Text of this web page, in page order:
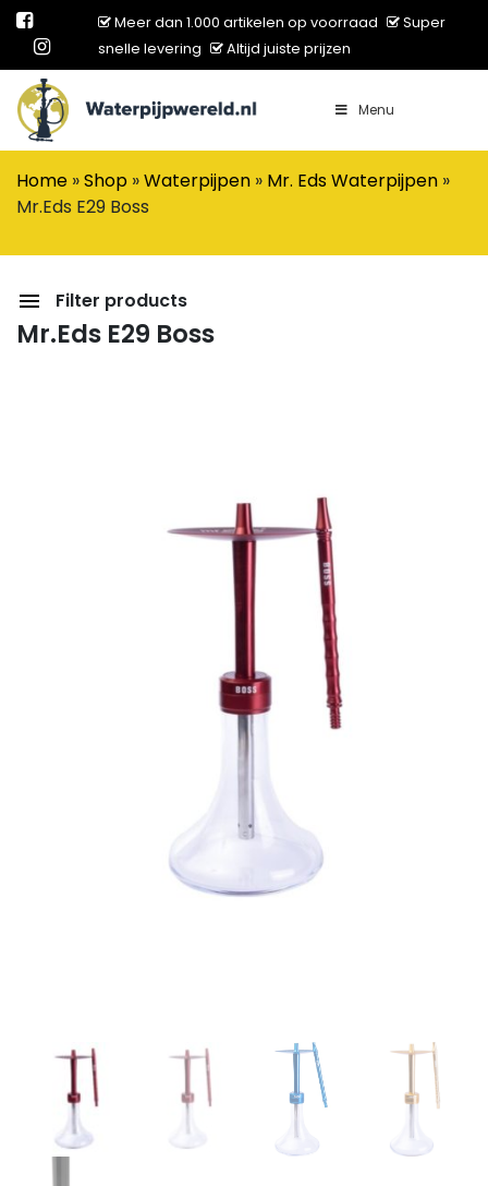
Meer dan 1.000 artikelen op voorraad
Super
snelle levering
Altijd juiste prijzen
Main Navigation Menu
Home »Shop »Waterpijpen » Mr. Eds Waterpijpen »
Mr.Eds E29 Boss
Filter products
Mr.Eds E29 Boss